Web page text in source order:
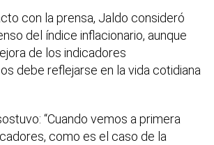
con la prensa, Jaldo consideró
del índice inflacionario, aunque
de los indicadores
debe reflejarse en la vida cotidiana
“Cuando vemos a primera
como es el caso de la